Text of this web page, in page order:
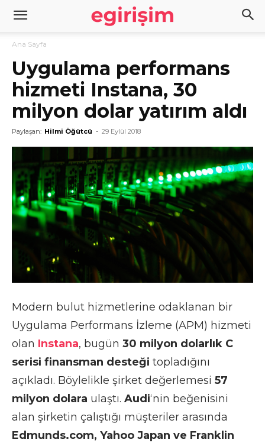
Ana Sayfa
Uygulama performans
hizmeti Instana, 30
milyon dolar yatırım aldı
Paylaşan: Hilmi Öğütcü - 29 Eylül 2018
Modern bulut hizmetlerine odaklanan bir
Uygulama Performans İzleme (APM) hizmeti
olan Instana, bugün 30 milyon dolarlık C
serisi finansman desteği topladığını
açıkladı. Böylelikle şirket değerlemesi 57
milyon dolara ulaştı. Audi‘nin beğenisini
alan şirketin çalıştığı müşteriler arasında
Edmunds.com, Yahoo Japan ve Franklin